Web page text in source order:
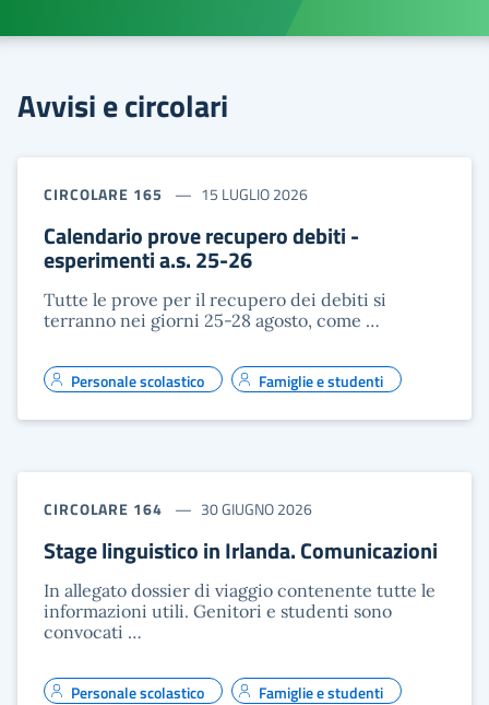
Avvisi e circolari
CIRCOLARE 165 15 LUGLIO 2026
Calendario prove recupero debiti -
esperimenti a.s. 25-26
Tutte le prove per il recupero dei debiti si
terranno nei giorni 25-28 agosto, come …
Personale scolastico Famiglie e studenti
CIRCOLARE 164 30 GIUGNO 2026
Stage linguistico in Irlanda. Comunicazioni
In allegato dossier di viaggio contenente tutte le
informazioni utili. Genitori e studenti sono
convocati …
Personale scolastico Famiglie e studenti